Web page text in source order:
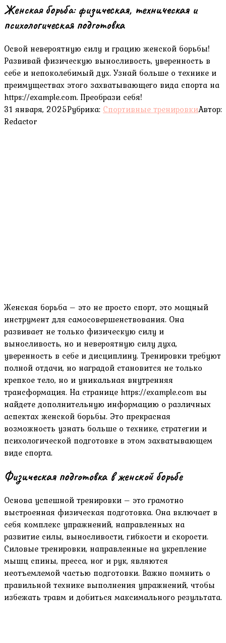
Женская борьба: физическая, техническая и
психологическая подготовка
Освой невероятную силу и грацию женской борьбы!
Развивай физическую выносливость, уверенность в
себе и непоколебимый дух. Узнай больше о технике и
преимуществах этого захватывающего вида спорта на
https://example.com. Преобрази себя!
31 января, 2025Рубрика: Спортивные тренировкиАвтор:
Redactor
Женская борьба – это не просто спорт, это мощный
инструмент для самосовершенствования. Она
развивает не только физическую силу и
выносливость, но и невероятную силу духа,
уверенность в себе и дисциплину. Тренировки требуют
полной отдачи, но наградой становится не только
крепкое тело, но и уникальная внутренняя
трансформация. На странице https://example.com вы
найдете дополнительную информацию о различных
аспектах женской борьбы. Это прекрасная
возможность узнать больше о технике, стратегии и
психологической подготовке в этом захватывающем
виде спорта.
Физическая подготовка в женской борьбе
Основа успешной тренировки – это грамотно
выстроенная физическая подготовка. Она включает в
себя комплекс упражнений, направленных на
развитие силы, выносливости, гибкости и скорости.
Силовые тренировки, направленные на укрепление
мышц спины, пресса, ног и рук, являются
неотъемлемой частью подготовки. Важно помнить о
правильной технике выполнения упражнений, чтобы
избежать травм и добиться максимального результата.